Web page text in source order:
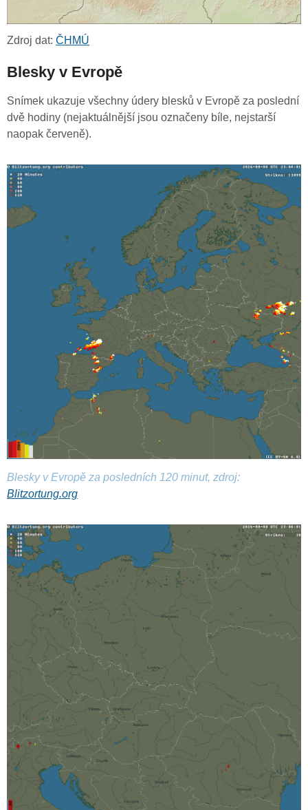
Zdroj dat: ČHMÚ
Blesky v Evropě
Snímek ukazuje všechny údery blesků v Evropě za poslední
dvě hodiny (nejaktuálnější jsou označeny bíle, nejstarší
naopak červeně).
Blesky v Evropě za posledních 120 minut, zdroj:
Blitzortung.org